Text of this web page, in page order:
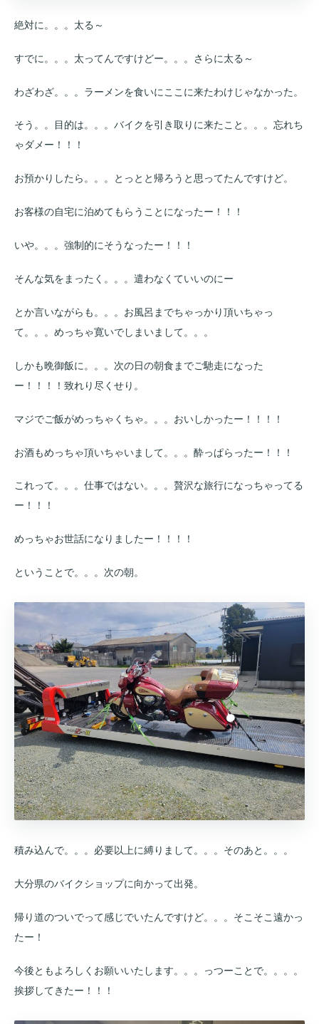
絶対に。。。太る～
すでに。。。太ってんですけどー。。。さらに太る～
わざわざ。。。ラーメンを食いにここに来たわけじゃなかった。
そう。。目的は。。。バイクを引き取りに来たこと。。。忘れち
ゃダメー！！！
お預かりしたら。。。とっとと帰ろうと思ってたんですけど。
お客様の自宅に泊めてもらうことになったー！！！
いや。。。強制的にそうなったー！！！
そんな気をまったく。。。遣わなくていいのにー
とか言いながらも。。。お風呂までちゃっかり頂いちゃっ
て。。。めっちゃ寛いでしまいまして。。。
しかも晩御飯に。。。次の日の朝食までご馳走になった
ー！！！！致れり尽くせり。
マジでご飯がめっちゃくちゃ。。。おいしかったー！！！！
お酒もめっちゃ頂いちゃいまして。。。酔っぱらったー！！！
これって。。。仕事ではない。。。贅沢な旅行になっちゃってる
ー！！！
めっちゃお世話になりましたー！！！！
ということで。。。次の朝。
積み込んで。。。必要以上に縛りまして。。。そのあと。。。
大分県のバイクショップに向かって出発。
帰り道のついでって感じでいたんですけど。。。そこそこ遠かっ
たー！
今後ともよろしくお願いいたします。。。っつーことで。。。。
挨拶してきたー！！！